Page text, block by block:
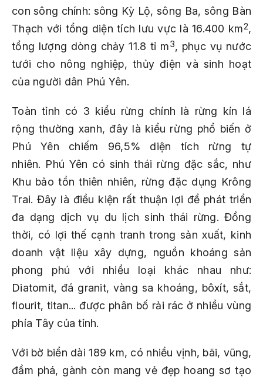
con sông chính: sông Kỳ Lộ, sông Ba, sông Bàn
Thạch với tổng diện tích lưu vực là 16.400 km2,
tổng lượng dòng chảy 11.8 tỉ m3, phục vụ nước
tưới cho nông nghiệp, thủy điện và sinh hoạt
của người dân Phú Yên.
Toàn tỉnh có 3 kiểu rừng chính là rừng kín lá
rộng thường xanh, đây là kiểu rừng phổ biến ở
Phú Yên chiếm 96,5% diện tích rừng tự
nhiên. Phú Yên có sinh thái rừng đặc sắc, như
Khu bảo tồn thiên nhiên, rừng đặc dụng Krông
Trai. Đây là điều kiện rất thuận lợi để phát triển
đa dạng dịch vụ du lịch sinh thái rừng. Đồng
thời, có lợi thế cạnh tranh trong sản xuất, kinh
doanh vật liệu xây dựng, nguồn khoáng sản
phong phú với nhiều loại khác nhau như:
Diatomit, đá granit, vàng sa khoáng, bôxít, sắt,
flourit, titan... được phân bố rải rác ở nhiều vùng
phía Tây của tỉnh.
Với bờ biển dài 189 km, có nhiều vịnh, bãi, vũng,
đầm phá, gành còn mang vẻ đẹp hoang sơ tạo